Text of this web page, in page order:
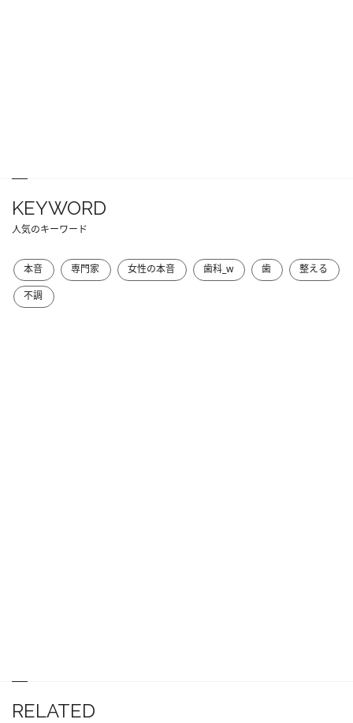
KEYWORD
人気のキーワード
本音 専門家 女性の本音 歯科_w 歯
整える
不調
RELATED